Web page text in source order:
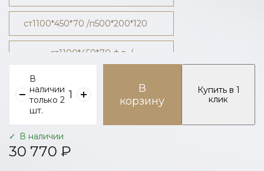
ст1100*450*70 /п500*200*120
ст1100*450*70 ф.в. /
п600*200*140
ст1200*500*70 ф.в. /
п600*200*140
ст1200*500*70/п600*200*140
В
наличии
только 2
шт.
В
корзину
Купить в 1
клик
В наличии
30 770 ₽